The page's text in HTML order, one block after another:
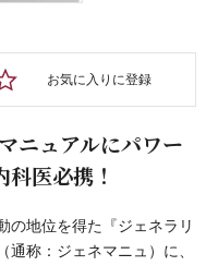
お気に入りに登録
ニュアルにパワー
医必携！
の地位を得た『ジェネラリ
称：ジェネマニュ）に、